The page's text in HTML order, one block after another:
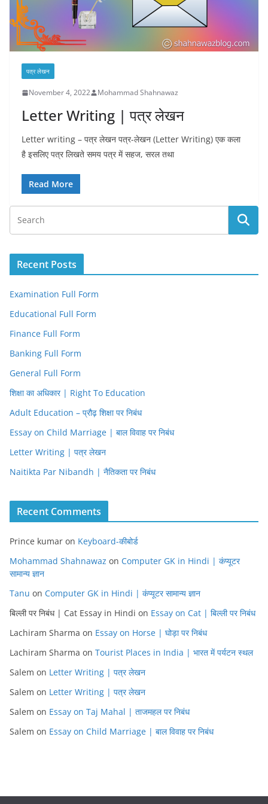
पत्र लेखन
November 4, 2022 Mohammad Shahnawaz
Letter Writing | पत्र लेखन
Letter writing – पत्र लेखन पत्र-लेखन (Letter Writing) एक कला
है इसलिए पत्र लिखते समय पत्र में सहज, सरल तथा
Read More
Recent Posts
Examination Full Form
Educational Full Form
Finance Full Form
Banking Full Form
General Full Form
शिक्षा का अधिकार | Right To Education
Adult Education – प्रौढ़ शिक्षा पर निबंध
Essay on Child Marriage | बाल विवाह पर निबंध
Letter Writing | पत्र लेखन
Naitikta Par Nibandh | नैतिकता पर निबंध
Recent Comments
Prince kumar on Keyboard-कीबोर्ड
Mohammad Shahnawaz on Computer GK in Hindi | कंप्यूटर
सामान्य ज्ञान
Tanu on Computer GK in Hindi | कंप्यूटर सामान्य ज्ञान
बिल्ली पर निबंध | Cat Essay in Hindi on Essay on Cat | बिल्ली पर निबंध
Lachiram Sharma on Essay on Horse | घोड़ा पर निबंध
Lachiram Sharma on Tourist Places in India | भारत में पर्यटन स्थल
Salem on Letter Writing | पत्र लेखन
Salem on Letter Writing | पत्र लेखन
Salem on Essay on Taj Mahal | ताजमहल पर निबंध
Salem on Essay on Child Marriage | बाल विवाह पर निबंध